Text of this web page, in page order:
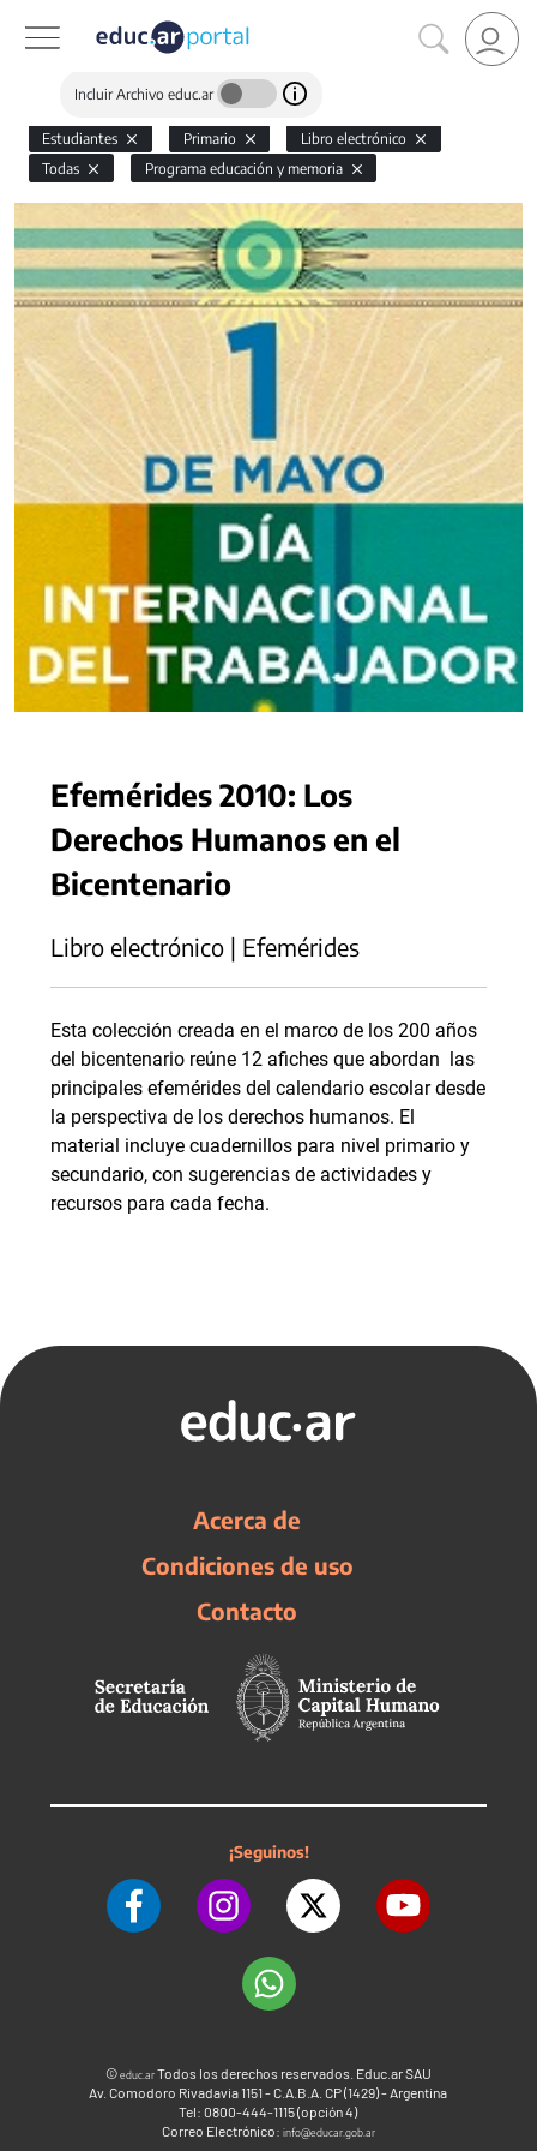
Incluir Archivo educ.ar
Estudiantes Primario
Libro electrónico
Todas
Programa educación y memoria
Efemérides 2010: Los
Derechos Humanos en el
Bicentenario
Libro electrónico | Efemérides
Esta colección creada en el marco de los 200 años
del bicentenario reúne 12 afiches que abordan las
principales efemérides del calendario escolar desde
la perspectiva de los derechos humanos. El
material incluye cuadernillos para nivel primario y
secundario, con sugerencias de actividades y
recursos para cada fecha.
Acerca de
Condiciones de uso
Contacto
¡Seguinos!
©educ.arTodos los derechos reservados. Educ.ar SAU
Av. Comodoro Rivadavia 1151 - C.A.B.A. CP (1429) - Argentina
Tel: 0800-444-1115 (opción 4)
Correo Electrónico: info@educar.gob.ar